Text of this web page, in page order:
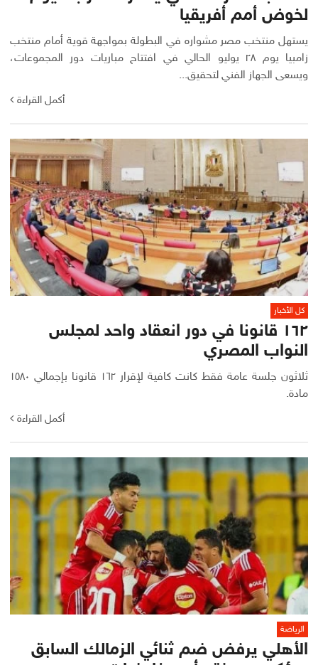
لخوض أمم أفريقيا
يستهل منتخب مصر مشواره في البطولة بمواجهة قوية أمام منتخب
زامبيا يوم ٢٨ يوليو الحالي في افتتاح مباريات دور المجموعات،
ويسعى الجهاز الفني لتحقيق...
أكمل القراءة
كل الأخبار
١٦٢ قانونا في دور انعقاد واحد لمجلس
النواب المصري
ثلاثون جلسة عامة فقط كانت كافية لإقرار ١٦٢ قانونا بإجمالي ١٥٨٠
مادة.
أكمل القراءة
الرياضة
الأهلي يرفض ضم ثنائي الزمالك السابق